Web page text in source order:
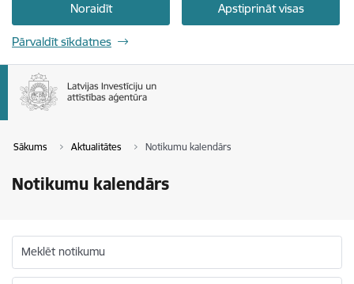
Noraidīt Apstiprināt visas
Pārvaldīt sīkdatnes
Sākums Aktualitātes Notikumu kalendārs
Notikumu kalendārs
Meklēt notikumu